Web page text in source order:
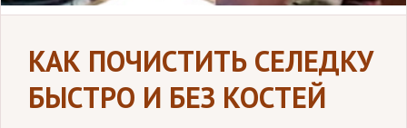
КАК ПОЧИСТИТЬ СЕЛЕДКУ
БЫСТРО И БЕЗ КОСТЕЙ